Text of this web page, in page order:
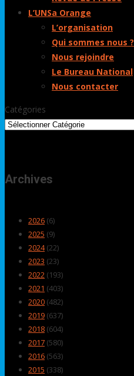
L’UNSa Orange
L’organisation
Qui sommes nous ?
Nous rejoindre
Le Bureau National
Nous contacter
Catégories
Archives
2026 (6)
2025 (9)
2024(22)
2023 (23)
2022 (193)
2021 (403)
2020 (482)
2019 (637)
2018 (604)
2017 (580)
2016 (563)
2015 (338)